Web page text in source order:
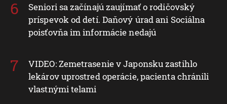
Seniori sa začínajú zaujímať o rodičovský
príspevok od detí. Daňový úrad ani Sociálna
poisťovňa im informácie nedajú
VIDEO: Zemetrasenie v Japonsku zastihlo
lekárov uprostred operácie, pacienta chránili
vlastnými telami